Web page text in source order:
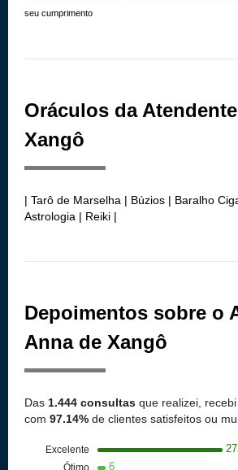
seu cumprimento
Oráculos da
Xangô
| Tarô de Marselha | Búzios | Baralho
Astrologia | Reiki |
Depoimentos sobre o
Anna de Xangô
Das 1.444 consultas que realizei, recebi
com 97.14% de clientes satisfeitos ou
Excelente
Ótimo 6